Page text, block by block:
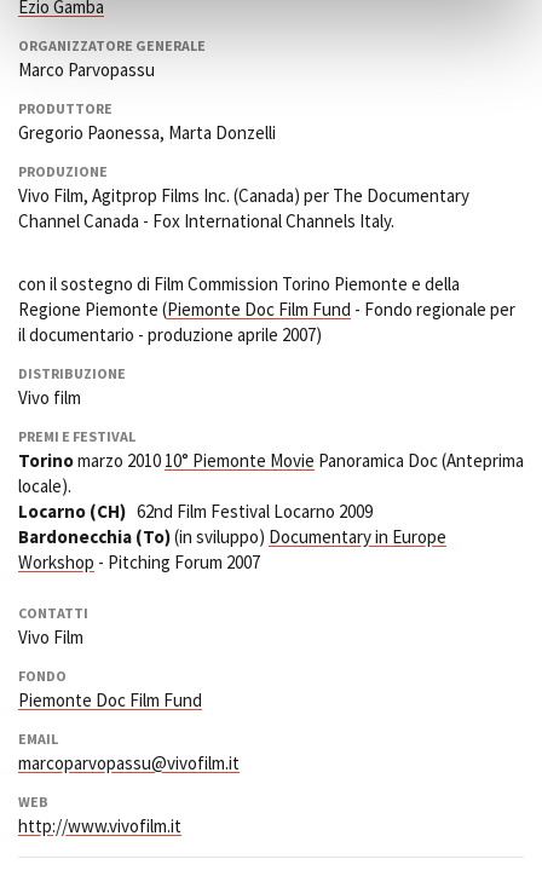
Ezio Gamba
ORGANIZZATORE GENERALE
Marco Parvopassu
PRODUTTORE
Gregorio Paonessa, Marta Donzelli
PRODUZIONE
Vivo Film, Agitprop Films Inc. (Canada) per The Documentary
Channel Canada - Fox International Channels Italy.
con il sostegno di Film Commission Torino Piemonte e della
Regione Piemonte (Piemonte Doc Film Fund - Fondo regionale per
il documentario - produzione aprile 2007)
DISTRIBUZIONE
Vivo film
PREMI E FESTIVAL
Torinomarzo 2010 10° Piemonte Movie Panoramica Doc (Anteprima
locale).
Locarno (CH) 62nd Film Festival Locarno 2009
Bardonecchia (To)(in sviluppo) Documentary in Europe
Workshop - Pitching Forum 2007
CONTATTI
Vivo Film
FONDO
Piemonte Doc Film Fund
EMAIL
marcoparvopassu@vivofilm.it
WEB
http://www.vivofilm.it